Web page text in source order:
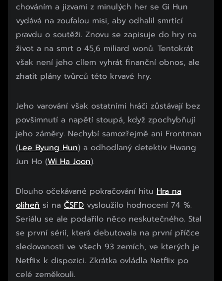
chováním a jizvami z minulých her se Gi Hun
vydává na zoufalou misi, aby odhalil smrtící
pravdu o soutěži. Znovu se zapisuje do hry na
život a na smrt o 45,6 miliard wonů. Tentokrát
však není jeho cílem vyhrát finanční obnos, ale
zhatit plány tvůrců této krvavé hry.
Jeho varování však ostatními hráči zůstávají bez
povšimnutí a napětí stoupá, když zpochybňují
jeho záměry. Nechybí samozřejmě ani Frontman
(Lee Byung Hun) a odhodlaný detektiv Hwang
Jun Ho (Wi Ha Joon).
Dlouho očekávané pokračování hitu Hra na
oliheň si na ČSFD vysloužilo hodnocení 74 %.
Seriálu se ale podařilo něco neskutečného. Stal
se první sérií, která debutovala na první příčce
sledovanosti ve všech 93 zemích, ve kterých je
Netflix k dispozici. Zkrátka ovládla Netflix po
celé zeměkouli.